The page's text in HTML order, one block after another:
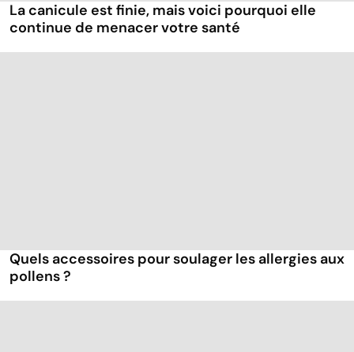
La canicule est finie, mais voici pourquoi elle
continue de menacer votre santé
Quels accessoires pour soulager les allergies aux
pollens ?